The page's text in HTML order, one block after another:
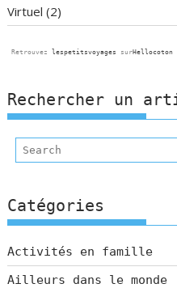
Virtuel (2)
Retrouvez lespetitsvoyages surHellocoton
Rechercher un
Catégories
Activités en famille
Ailleurs dans le monde